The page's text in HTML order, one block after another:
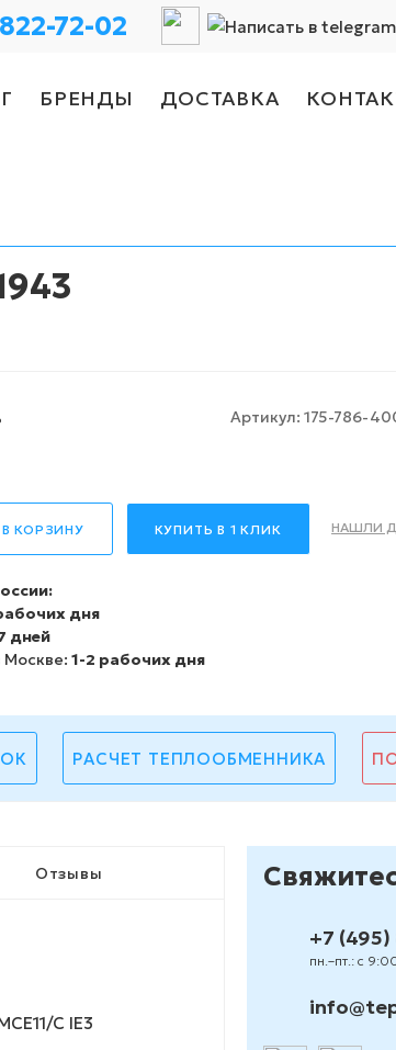
72-02
БРЕНДЫ ДОСТАВКА
Артикул: 175-786-
В КОРЗИНУ КУПИТЬ В 1 КЛИК НАШЛИ
дня
дней
Москве: 1-2 рабочих дня
РАСЧЕТ ТЕПЛООБМЕННИКА
Отзывы
C IE3
+7
пн.–пт.: с